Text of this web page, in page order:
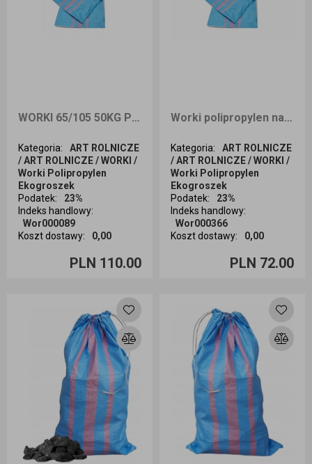
WORKI 65/105 50KG POLIPROPYLEN 80GR. A100
Kategoria:
ART ROLNICZE
/ ART ROLNICZE / WORKI /
Worki Polipropylen
Ekogroszek
Podatek:
23%
Indeks handlowy:
Wor000089
Koszt dostawy: 0,00
PLN 110.00
Ilość sztuk
Worki polipropylen na zboże węgiel piasek niebieski 30kg 50g 50x80 A`100
Kategoria:
ART ROLNICZE
/ ART ROLNICZE / WORKI /
Worki Polipropylen
Ekogroszek
Podatek:
23%
Indeks handlowy:
Wor000366
Koszt dostawy: 0,00
PLN 72.00
Ilość sztuk